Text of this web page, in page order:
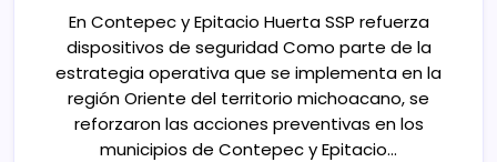
En Contepec y Epitacio Huerta SSP refuerza
dispositivos de seguridad Como parte de la
estrategia operativa que se implementa en la
región Oriente del territorio michoacano, se
reforzaron las acciones preventivas en los
municipios de Contepec y Epitacio…